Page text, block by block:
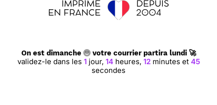
On est dimanche votre courrier partira lundi 🚀
validez-le dans les 1jour, 14heures, 12minutes et 44
secondes